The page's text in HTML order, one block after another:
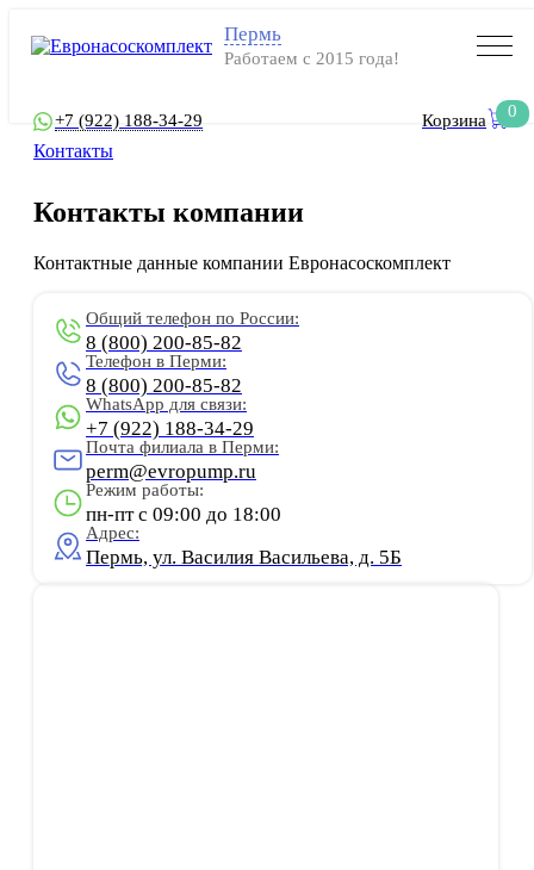
Пермь
Работаем с 2015 года!
+7 (922) 188-34-29 Корзина
0
Контакты
Контакты компании
Контактные данные компании Евронасоскомплект
Общий телефон по России:
8 (800) 200-85-82
Телефон в Перми:
8 (800) 200-85-82
WhatsApp для связи:
+7 (922) 188-34-29
Почта филиала в Перми:
perm@evropump.ru
Режим работы:
пн-пт с 09:00 до 18:00
Адрес:
Пермь, ​ул. Василия Васильева, д. 5Б